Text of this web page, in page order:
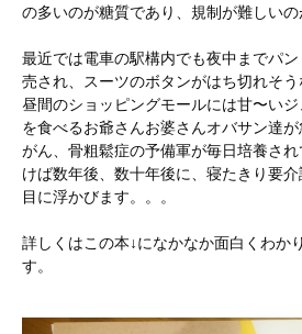
の多いのが糖質であり、規制が難しいの
最近では電車の駅構内でも夜中までパ
売され、スーツのボタンがはち切れそう
昼間のショッピングモールには甘〜い
を食べるお爺さんお婆さんオバサン達が
がん、骨粗鬆症の予備軍が毎日培養され
けば数年後、数十年後に、寝たきり要
目に浮かびます。。。
詳しくはこの本↓になかなか面白くわか
す。